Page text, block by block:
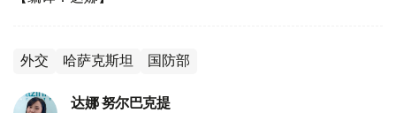
外交 哈萨克斯坦 国防部
达娜 努尔巴克提